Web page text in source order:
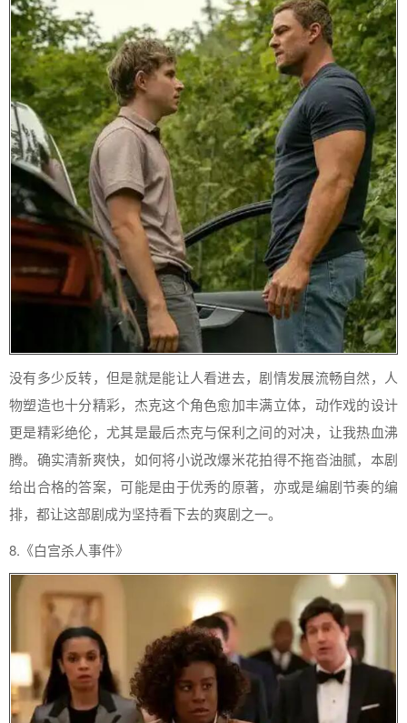
没有多少反转，但是就是能让人看进去，剧情发展流畅自然，人
物塑造也十分精彩，杰克这个角色愈加丰满立体，动作戏的设计
更是精彩绝伦，尤其是最后杰克与保利之间的对决，让我热血沸
腾。确实清新爽快，如何将小说改爆米花拍得不拖沓油腻，本剧
给出合格的答案，可能是由于优秀的原著，亦或是编剧节奏的编
排，都让这部剧成为坚持看下去的爽剧之一。
8.《白宫杀人事件》